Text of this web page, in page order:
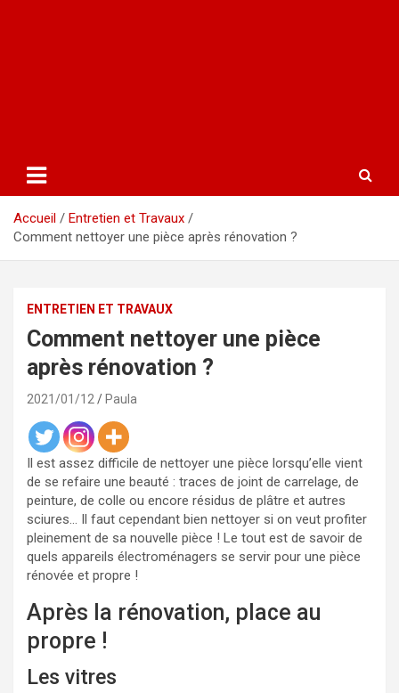
Accueil
Entretien et Travaux
Comment nettoyer une pièce après rénovation ?
ENTRETIEN ET TRAVAUX
Comment nettoyer une pièce
après rénovation ?
2021/01/12 Paula
Il est assez difficile de nettoyer une pièce lorsqu’elle vient
de se refaire une beauté : traces de joint de carrelage, de
peinture, de colle ou encore résidus de plâtre et autres
sciures… Il faut cependant bien nettoyer si on veut profiter
pleinement de sa nouvelle pièce ! Le tout est de savoir de
quels appareils électroménagers se servir pour une pièce
rénovée et propre !
Après la rénovation, place au
propre !
Les vitres